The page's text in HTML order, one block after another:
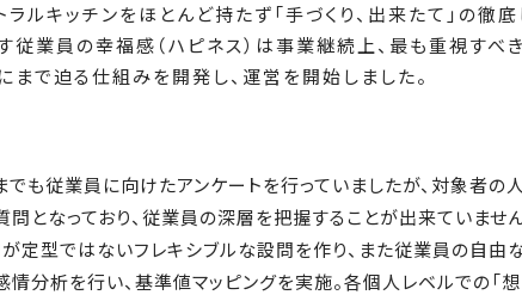
ラルキッチンをほとんど持たず「手づくり、出来たて」の
従業員の幸福感（ハピネス）は事業継続上、最も重視すべ
まで迫る仕組みを開発し、運営を開始しました。
でも従業員に向けたアンケートを行っていましたが、対象者の
問となっており、従業員の深層を把握することが出来ていませ
が定型ではないフレキシブルな設問を作り、また従業員の自由
情分析を行い、基準値マッピングを実施。各個人レベルでの「想